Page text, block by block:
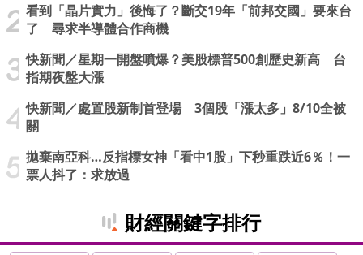
看到「晶片實力」後悔了？斷交19年「前邦交國」要來台
了 尋求半導體合作商機
快新聞／星期一開盤噴爆？美股標普500創歷史新高 台
指期夜盤大漲
快新聞／處置股新制首登場 3個股「漲太多」8/10全被
關
拋棄南亞科…反指標女神「看中1股」下秒重跌近6％！一
票人抖了：求放過
財經關鍵字排行